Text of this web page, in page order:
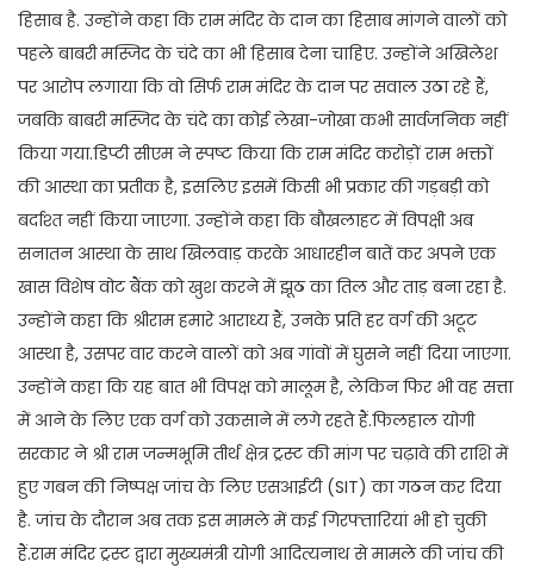
हिसाब है. उन्होंने कहा कि राम मंदिर के दान का हिसाब मांगने वालों को
पहले बाबरी मस्जिद के चंदे का भी हिसाब देना चाहिए. उन्होंने अखिलेश
पर आरोप लगाया कि वो सिर्फ राम मंदिर के दान पर सवाल उठा रहे हैं,
जबकि बाबरी मस्जिद के चंदे का कोई लेखा-जोखा कभी सार्वजनिक नहीं
किया गया.डिप्टी सीएम ने स्पष्ट किया कि राम मंदिर करोड़ों राम भक्तों
की आस्था का प्रतीक है, इसलिए इसमें किसी भी प्रकार की गड़बड़ी को
बर्दाश्त नहीं किया जाएगा. उन्होंने कहा कि बौखलाहट में विपक्षी अब
सनातन आस्था के साथ खिलवाड़ करके आधारहीन बातें कर अपने एक
खास विशेष वोट बैंक को खुश करने में झूठ का तिल और ताड़ बना रहा है.
उन्होंने कहा कि श्रीराम हमारे आराध्य हैं, उनके प्रति हर वर्ग की अटूट
आस्था है, उसपर वार करने वालों को अब गांवों में घुसने नहीं दिया जाएगा.
उन्होंने कहा कि यह बात भी विपक्ष को मालूम है, लेकिन फिर भी वह सत्ता
में आने के लिए एक वर्ग को उकसाने में लगे रहते हैं.फिलहाल योगी
सरकार ने श्री राम जन्मभूमि तीर्थ क्षेत्र ट्रस्ट की मांग पर चढ़ावे की राशि में
हुए गबन की निष्पक्ष जांच के लिए एसआईटी (SIT) का गठन कर दिया
है. जांच के दौरान अब तक इस मामले में कई गिरफ्तारियां भी हो चुकी
हैं.राम मंदिर ट्रस्ट द्वारा मुख्यमंत्री योगी आदित्यनाथ से मामले की जांच की